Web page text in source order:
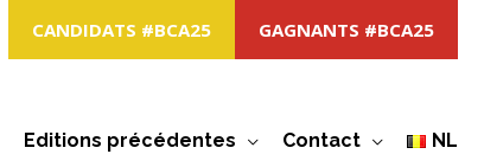
CANDIDATS #BCA25 GAGNANTS #BCA25
Editions précédentes Contact NL